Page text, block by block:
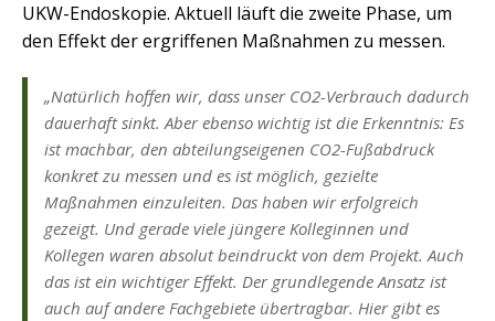
UKW-Endoskopie. Aktuell läuft die zweite Phase, um
den Effekt der ergriffenen Maßnahmen zu messen.
„Natürlich hoffen wir, dass unser CO2-Verbrauch dadurch
dauerhaft sinkt. Aber ebenso wichtig ist die Erkenntnis: Es
ist machbar, den abteilungseigenen CO2-Fußabdruck
konkret zu messen und es ist möglich, gezielte
Maßnahmen einzuleiten. Das haben wir erfolgreich
gezeigt. Und gerade viele jüngere Kolleginnen und
Kollegen waren absolut beindruckt von dem Projekt. Auch
das ist ein wichtiger Effekt. Der grundlegende Ansatz ist
auch auf andere Fachgebiete übertragbar. Hier gibt es